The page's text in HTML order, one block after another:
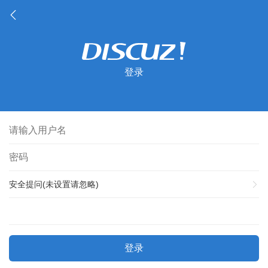
登录
安全提问(未设置请忽略)
登录